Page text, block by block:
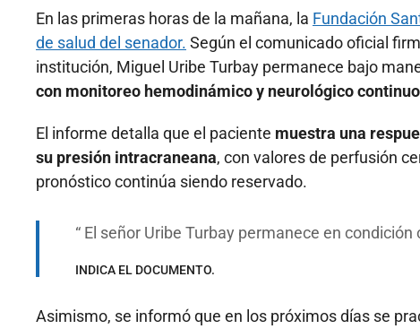
En las primeras horas de la mañana, la Fundación
de salud del senador. Según el comunicado oficial
institución, Miguel Uribe Turbay permanece bajo
con monitoreo hemodinámico y neurológico
El informe detalla que el paciente muestra una
su presión intracraneana, con valores de perfusión
pronóstico continúa siendo reservado.
El señor Uribe Turbay permanece en
INDICA EL DOCUMENTO.
Asimismo, se informó que en los próximos días se